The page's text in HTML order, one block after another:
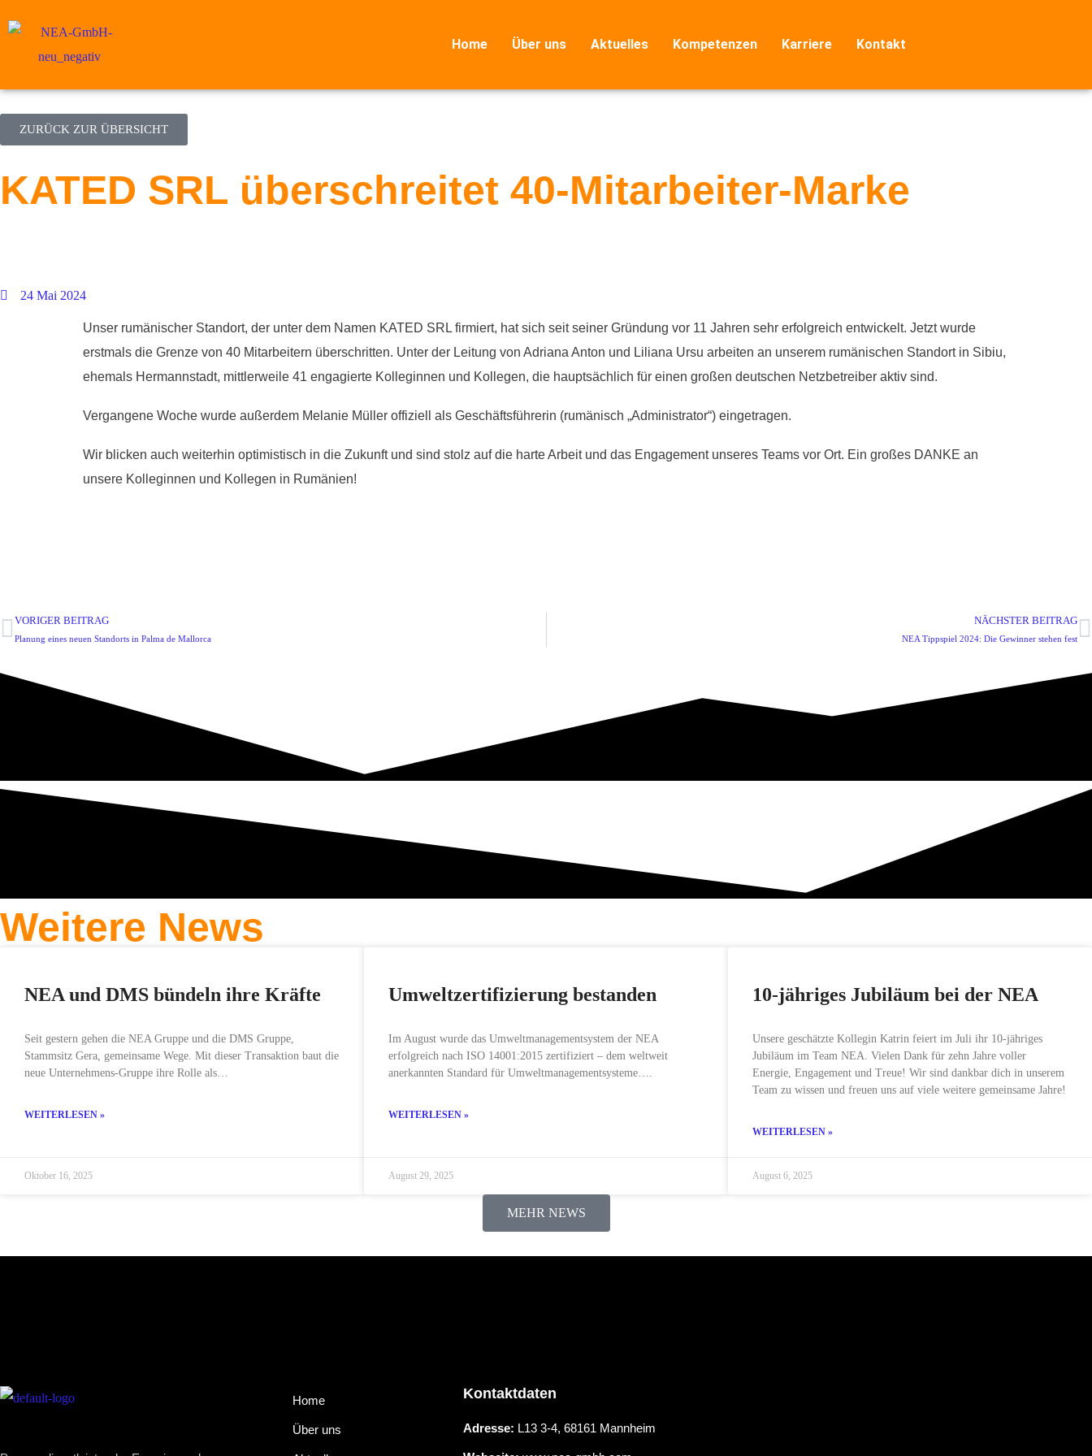
Home Über uns Aktuelles Kompetenzen Karriere Kontakt
ZURÜCK ZUR ÜBERSICHT
KATED SRL überschreitet 40-Mitarbeiter-Marke
24 Mai 2024
Unser rumänischer Standort, der unter dem Namen KATED SRL firmiert, hat sich seit seiner Gründung vor 11 Jahren sehr erfolgreich entwickelt. Jetzt wurde
erstmals die Grenze von 40 Mitarbeitern überschritten. Unter der Leitung von Adriana Anton und Liliana Ursu arbeiten an unserem rumänischen Standort in Sibiu,
ehemals Hermannstadt, mittlerweile 41 engagierte Kolleginnen und Kollegen, die hauptsächlich für einen großen deutschen Netzbetreiber aktiv sind.
Vergangene Woche wurde außerdem Melanie Müller offiziell als Geschäftsführerin (rumänisch „Administrator“) eingetragen.
Wir blicken auch weiterhin optimistisch in die Zukunft und sind stolz auf die harte Arbeit und das Engagement unseres Teams vor Ort. Ein großes DANKE an
unsere Kolleginnen und Kollegen in Rumänien!
VORIGER BEITRAG
Planung eines neuen Standorts in Palma de Mallorca
NÄCHSTER BEITRAG
NEA Tippspiel 2024: Die Gewinner stehen fest
Weitere News
NEA und DMS bündeln ihre Kräfte
Seit gestern gehen die NEA Gruppe und die DMS Gruppe,
Stammsitz Gera, gemeinsame Wege. Mit dieser Transaktion baut die
neue Unternehmens-Gruppe ihre Rolle als…
WEITERLESEN »
Oktober 16, 2025
Umweltzertifizierung bestanden
Im August wurde das Umweltmanagementsystem der NEA
erfolgreich nach ISO 14001:2015 zertifiziert – dem weltweit
anerkannten Standard für Umweltmanagementsysteme….
WEITERLESEN »
August 29, 2025
10-jähriges Jubiläum bei der NEA
Unsere geschätzte Kollegin Katrin feiert im Juli ihr 10-jähriges
Jubiläum im Team NEA. Vielen Dank für zehn Jahre voller
Energie, Engagement und Treue! Wir sind dankbar dich in unserem
Team zu wissen und freuen uns auf viele weitere gemeinsame Jahre!
WEITERLESEN »
August 6, 2025
MEHR NEWS
Home
Über uns
Kontaktdaten
Adresse: L13 3-4, 68161 Mannheim